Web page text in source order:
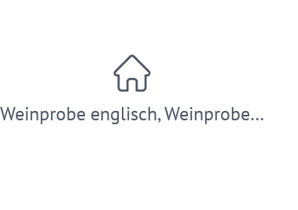
Weinprobe englisch, Weinprobe…